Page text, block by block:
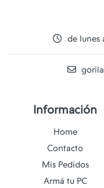
de lunes
Información
Home
Contacto
Mis Pedidos
Armá tu PC